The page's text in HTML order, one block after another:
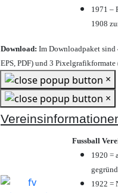
1971 –
1908
Download: Im Downloadpaket sind
EPS, PDF) und 3 Pixelgrafikformate
×
×
Fussball
1920 =
1922 =